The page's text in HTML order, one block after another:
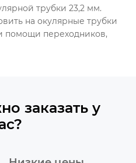
трубки 23,2 мм.
на окулярные трубки
помощи переходников,
заказать у